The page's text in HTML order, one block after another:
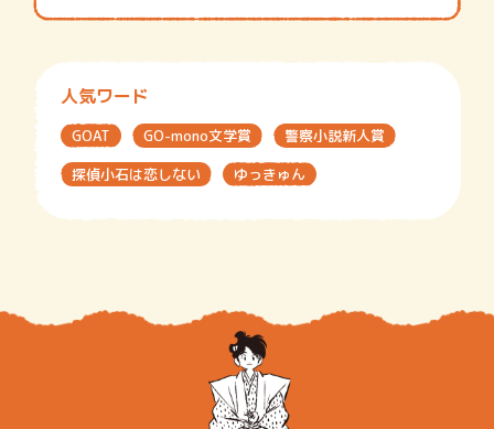
人気ワード
GOAT GO-mono文学賞
警察小説新人賞
探偵小石は恋しない
ゆっきゅん